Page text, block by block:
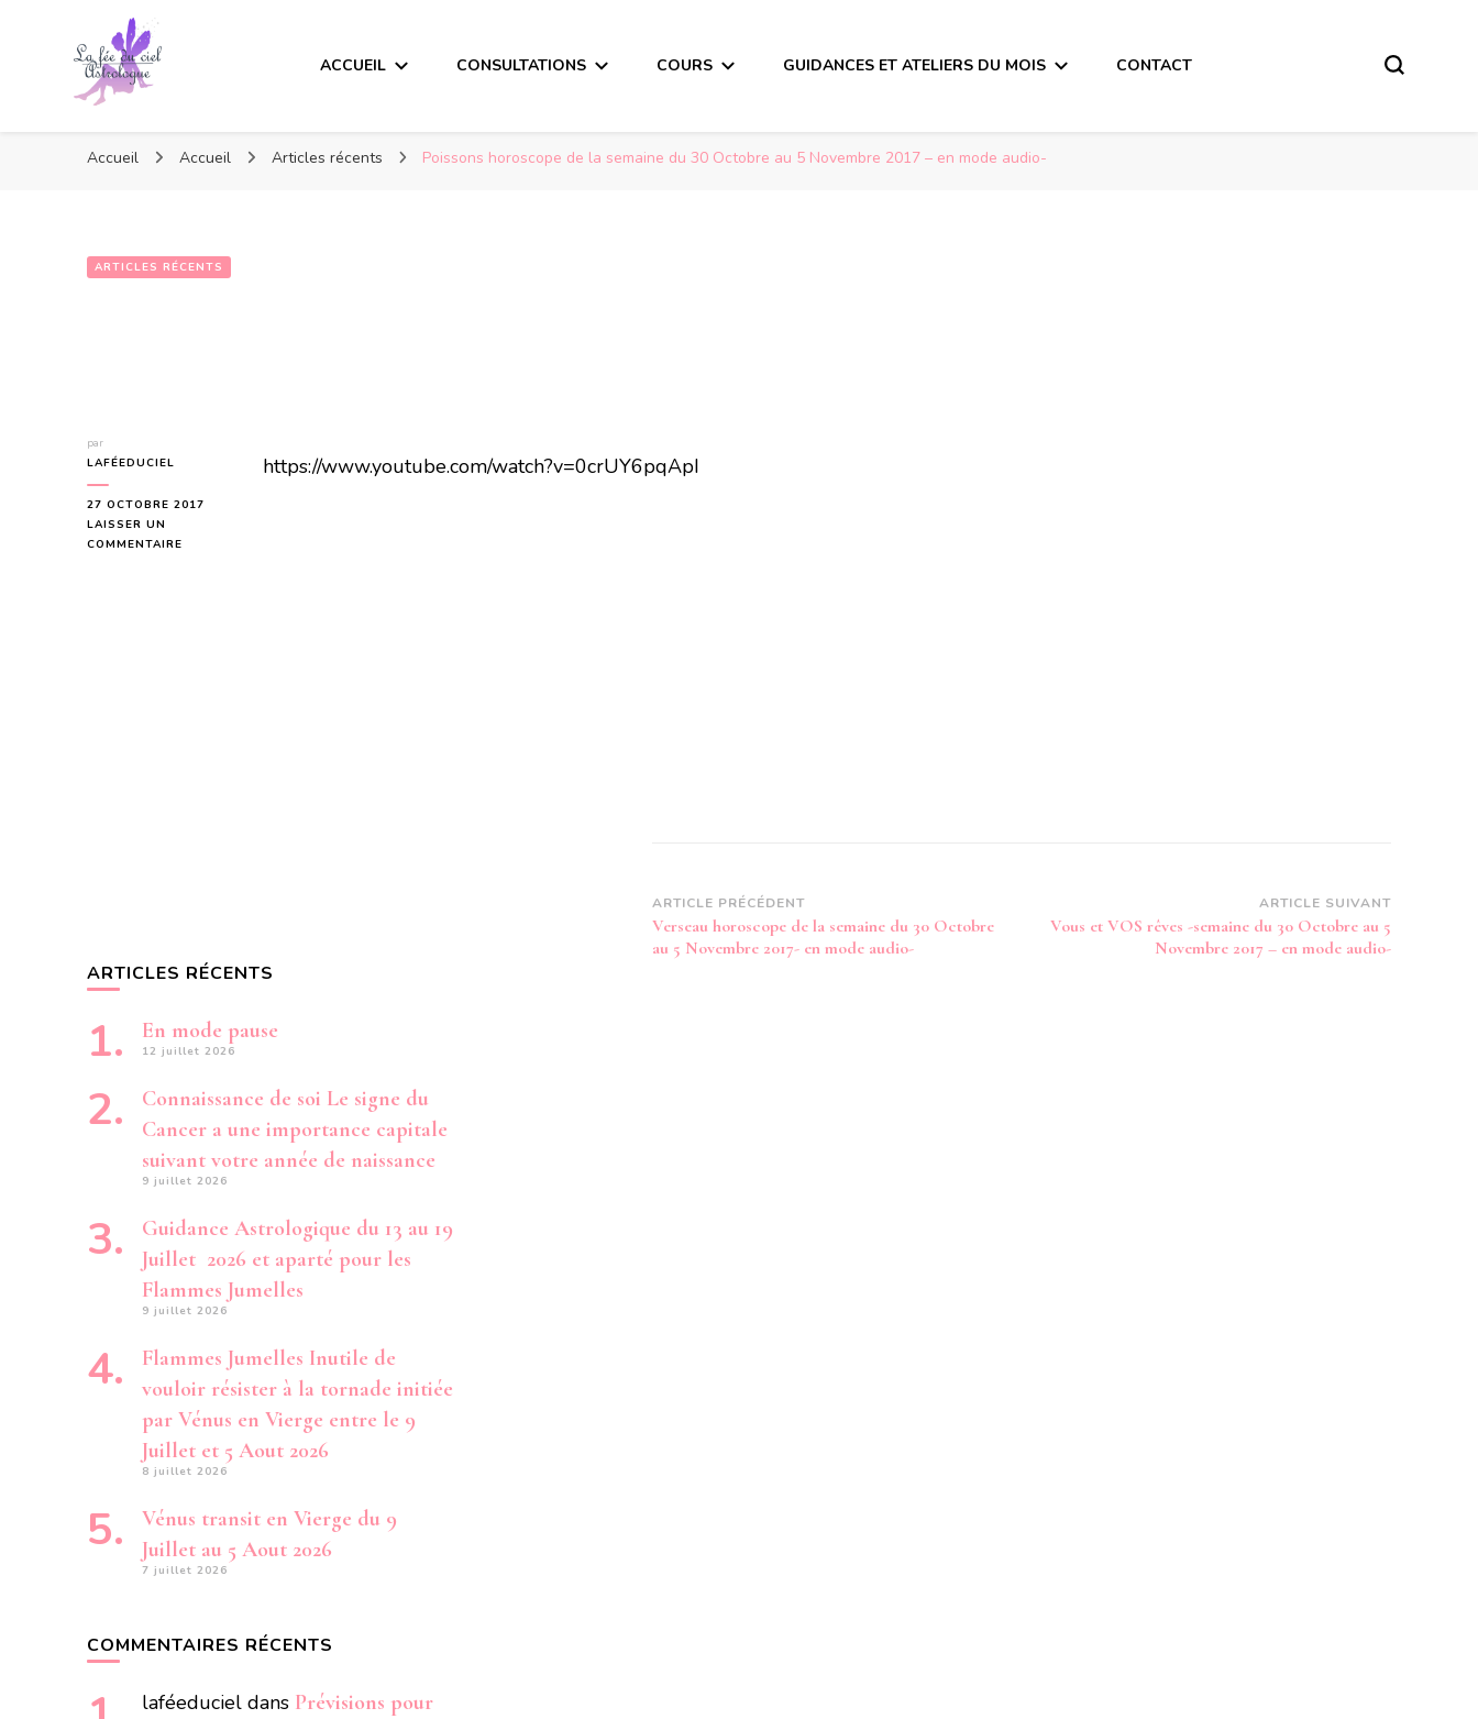
ACCUEIL CONSULTATIONS COURS GUIDANCES ET ATELIERS DU MOIS CONTACT
Accueil Accueil Articles récents Poissons horoscope de la semaine du 30 Octobre au 5 Novembre 2017 – en mode audio-
ARTICLES RÉCENTS
par
LAFÉEDUCIEL
27 OCTOBRE 2017
LAISSER UN
COMMENTAIRE
https://www.youtube.com/watch?v=0crUY6pqApI
Navigation
d’article
ARTICLE PRÉCÉDENT
Verseau horoscope de la semaine du 30 Octobre
au 5 Novembre 2017- en mode audio-
ARTICLE SUIVANT
Vous et VOS rêves -semaine du 30 Octobre au 5
Novembre 2017 – en mode audio-
ARTICLES RÉCENTS
En mode pause
12 juillet 2026
Connaissance de soi Le signe du
Cancer a une importance capitale
suivant votre année de naissance
9 juillet 2026
Guidance Astrologique du 13 au 19
Juillet 2026 et aparté pour les
Flammes Jumelles
9 juillet 2026
Flammes Jumelles Inutile de
vouloir résister à la tornade initiée
par Vénus en Vierge entre le 9
Juillet et 5 Aout 2026
8 juillet 2026
Vénus transit en Vierge du 9
Juillet au 5 Aout 2026
7 juillet 2026
COMMENTAIRES RÉCENTS
laféeduciel dans Prévisions pour